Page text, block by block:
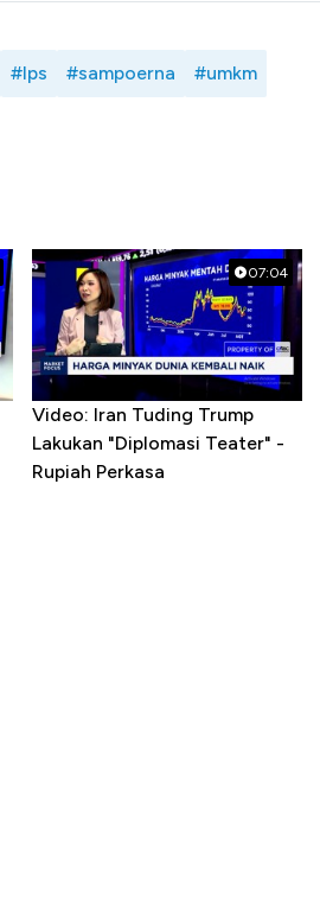
#lps #sampoerna #umkm
07:04
Video: Iran Tuding Trump
Lakukan "Diplomasi Teater" -
Rupiah Perkasa